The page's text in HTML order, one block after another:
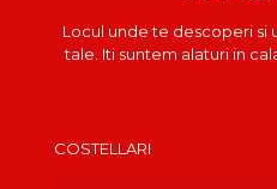
Locul unde te descoperi si
tale. Iti suntem alaturi in
COSTELLARI